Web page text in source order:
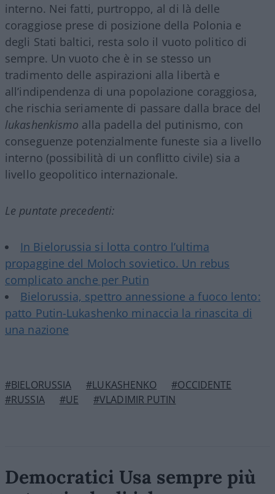
interno. Nei fatti, purtroppo, al di là delle
coraggiose prese di posizione della Polonia e
degli Stati baltici, resta solo il vuoto politico di
sempre. Un vuoto che è in se stesso un
tradimento delle aspirazioni alla libertà e
all’indipendenza di una popolazione coraggiosa,
che rischia seriamente di passare dalla brace del
lukashenkismo alla padella del putinismo, con
conseguenze potenzialmente funeste sia a livello
interno (possibilità di un conflitto civile) sia a
livello geopolitico internazionale.
Le puntate precedenti:
In Bielorussia si lotta contro l’ultima
propaggine del Moloch sovietico. Un rebus
complicato anche per Putin
Bielorussia, spettro annessione a fuoco lento:
patto Putin-Lukashenko minaccia la rinascita di
una nazione
#BIELORUSSIA #LUKASHENKO
#OCCIDENTE
#RUSSIA
#UE #VLADIMIR PUTIN
Democratici Usa sempre più